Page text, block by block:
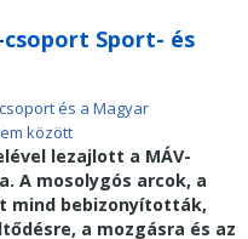
Sport- és
és a Magyar
között
lezajlott a MÁV-
A mosolygós arcok, a
mind bebizonyították,
a mozgásra és az